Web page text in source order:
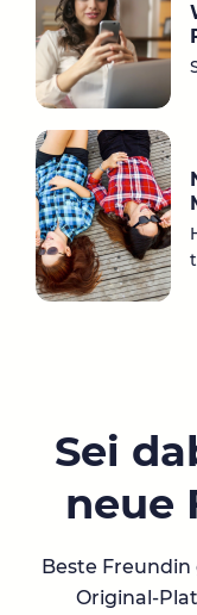
Sei
neue
Beste
Original-